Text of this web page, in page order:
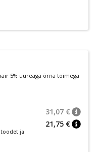
5% uureaga õrna toimega
ja
31,07 €
21,75 €